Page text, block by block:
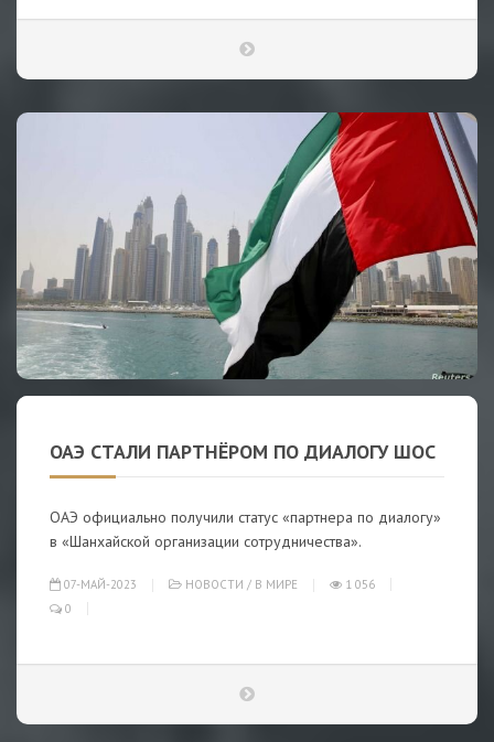
ОАЭ СТАЛИ ПАРТНЁРОМ ПО ДИАЛОГУ ШОС
ОАЭ официально получили статус «партнера по диалогу»
в «Шанхайской организации сотрудничества».
07-МАЙ-2023 НОВОСТИ / В МИРЕ
1 056
0